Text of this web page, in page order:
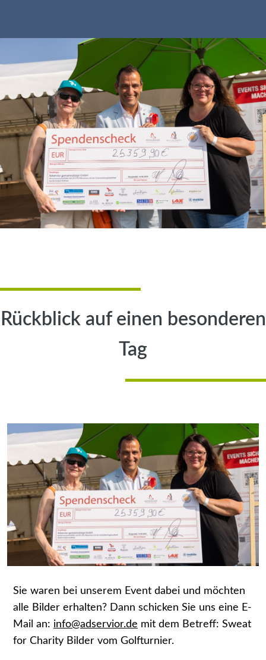
Rückblick auf einen besonderen
Tag
Sie waren bei unserem Event dabei und möchten
alle Bilder erhalten? Dann schicken Sie uns eine E-
Mail an: info@adservior.de mit dem Betreff: Sweat
for Charity Bilder vom Golfturnier.